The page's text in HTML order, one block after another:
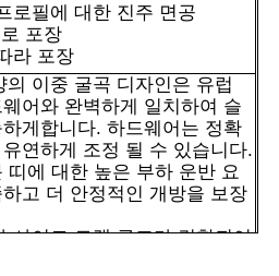
로필에 대한 진주 면공
포장
라 포장
의 이중 굴곡 디자인은 유럽
어와 완벽하게 일치하여 슬
게합니다. 하드웨어는 정확
연하게 조정 될 수 있습니다.
띠에 대한 높은 부하 운반 요
고 더 안정적인 개방을 보장
사이드 트랙 구조가 결합되어
러짐 및 톱션 저항을 보장 할